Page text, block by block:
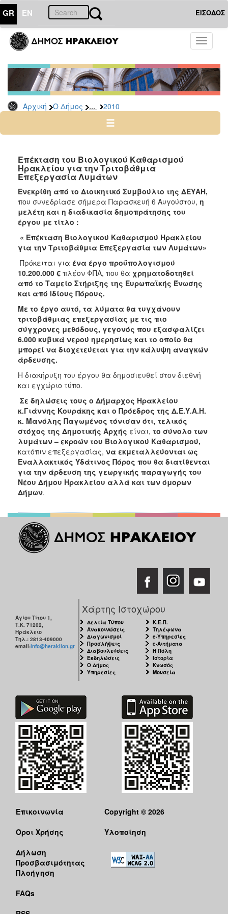
GR EN ΕΙΣΟΔΟΣ
Toggle
Αρχική Ο Δήμος ... 2010
ΔΗΜΟΣ
Δελτία
Τύπου
Αρχείο
2026
2024
2022
2021
2020
2019
2018
2017
2016
2015
2013
2012
2011
2010
2006
ΤΟΠΟΣ
ΠΟΛΙΤΙΣΜΟΣ
ΑΝΘΕΚΤΙΚΗ
ΠΟΛΗ
Επέκταση του Βιολογικού Καθαρισμού
Ηρακλείου για την Τριτοβάθμια
Επεξεργασία Λυμάτων
Ενεκρίθη από το Διοικητικό Συμβούλιο της ΔΕΥΑΗ,
που συνεδρίασε σήμερα Παρασκευή 6 Αυγούστου, η
μελέτη και η διαδικασία δημοπράτησης του
έργου με τίτλο :
« Επέκταση Βιολογικού Καθαρισμού Ηρακλείου
για την Τριτοβάθμια Επεξεργασία των Λυμάτων»
Πρόκειται για ένα έργο προϋπολογισμού
10.200.000 € πλέον ΦΠΑ, που θα χρηματοδοτηθεί
από το Ταμείο Στήριξης της Ευρωπαϊκής Ένωσης
και από Ιδίους Πόρους.
Με το έργο αυτό, τα λύματα θα τυγχάνουν
τριτοβάθμιας επεξεργασίας με τις πιο
σύγχρονες μεθόδους, γεγονός που εξασφαλίζει
6.000 κυβικά νερού ημερησίως και το οποίο θα
μπορεί να διοχετεύεται για την κάλυψη αναγκών
άρδευσης.
Η διακήρυξη του έργου θα δημοσιευθεί στον διεθνή
και εγχώριο τύπο.
Σε δηλώσεις τους ο Δήμαρχος Ηρακλείου
κ.Γιάννης Κουράκης και ο Πρόεδρος της Δ.Ε.Υ.Α.Η.
κ. Μανόλης Παγωμένος τόνισαν ότι, τελικός
στόχος της Δημοτικής Αρχής είναι, το σύνολο των
λυμάτων – εκροών του Βιολογικού Καθαρισμού,
κατόπιν επεξεργασίας, να εκμεταλλεύονται ως
Εναλλακτικός Υδάτινος Πόρος που θα διατίθενται
για την άρδευση της γεωργικής παραγωγής του
Νέου Δήμου Ηρακλείου αλλά και των όμορων
Δήμων.
Αγίου Τίτου 1,
Τ.Κ. 71202,
Ηράκλειο
Τηλ.: 2813-409000
email:info@heraklion.gr
Χάρτης Ιστοχώρου
Δελτία Τύπου
Ανακοινώσεις
Διαγωνισμοί
Προσλήψεις
Διαβουλεύσεις
Εκδηλώσεις
Ο Δήμος
Υπηρεσίες
Κ.Ε.Π.
Τηλέφωνα
e-Υπηρεσίες
e-Αιτήματα
Η Πόλη
Ιστορία
Κνωσός
Μουσεία
Επικοινωνία
Όροι Χρήσης
Δήλωση
Προσβασιμότητας
Πλοήγηση
FAQs
Copyright © 2026
Υλοποίηση